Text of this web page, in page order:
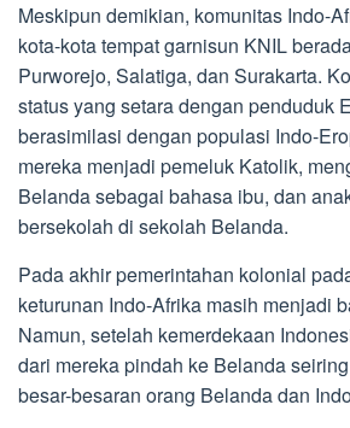
Meskipun demikian, komunitas Indo-
kota-kota tempat garnisun KNIL
Purworejo, Salatiga, dan Surakarta.
status yang setara dengan penduduk
berasimilasi dengan populasi Indo-
mereka menjadi pemeluk Katolik,
Belanda sebagai bahasa ibu, dan
bersekolah di sekolah Belanda.
Pada akhir pemerintahan kolonial
keturunan Indo-Afrika masih menjadi
Namun, setelah kemerdekaan
dari mereka pindah ke Belanda
besar-besaran orang Belanda dan